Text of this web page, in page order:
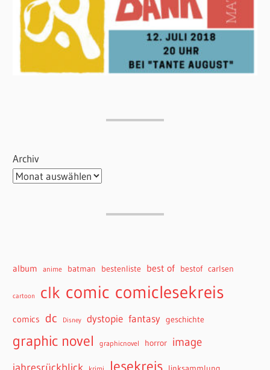
Archiv
album anime batman bestenliste best of bestof carlsen
cartoon clk comic comiclesekreis
comics dc Disney dystopie fantasy geschichte
graphic novel graphicnovel horror image
lesekreis